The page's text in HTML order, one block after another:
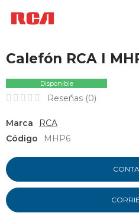
Calefón RCA I
Disponible
Reseñas (0)
Marca
RCA
Código
MHP6